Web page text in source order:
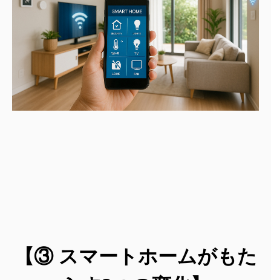
【③ スマートホームがもた